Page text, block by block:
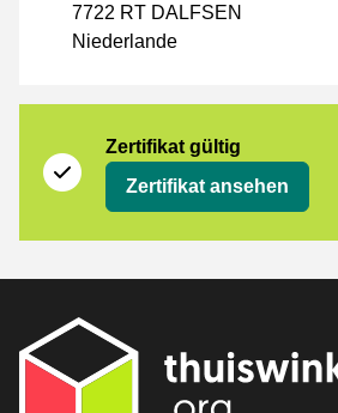
7722 RT DALFSEN
Niederlande
Zertifikat gültig
Zertifikat ansehen